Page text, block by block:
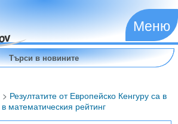
Меню
> Резултатите от Европейско Кенгуру са в
математическия рейтинг